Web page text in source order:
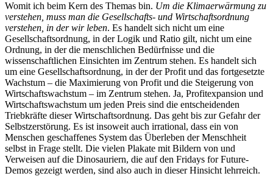
Womit ich beim Kern des Themas bin. Um die Klimaerwärmung zu
verstehen, muss man die Gesellschafts- und Wirtschaftsordnung
verstehen, in der wir leben. Es handelt sich nicht um eine
Gesellschaftsordnung, in der Logik und Ratio gilt, nicht um eine
Ordnung, in der die menschlichen Bedürfnisse und die
wissenschaftlichen Einsichten im Zentrum stehen. Es handelt sich
um eine Gesellschaftsordnung, in der der Profit und das fortgesetzte
Wachstum – die Maximierung von Profit und die Steigerung von
Wirtschaftswachstum – im Zentrum stehen. Ja, Profitexpansion und
Wirtschaftswachstum um jeden Preis sind die entscheidenden
Triebkräfte dieser Wirtschaftsordnung. Das geht bis zur Gefahr der
Selbstzerstörung. Es ist insoweit auch irrational, dass ein von
Menschen geschaffenes System das Überleben der Menschheit
selbst in Frage stellt. Die vielen Plakate mit Bildern von und
Verweisen auf die Dinosauriern, die auf den Fridays for Future-
Demos gezeigt werden, sind also auch in dieser Hinsicht lehrreich.